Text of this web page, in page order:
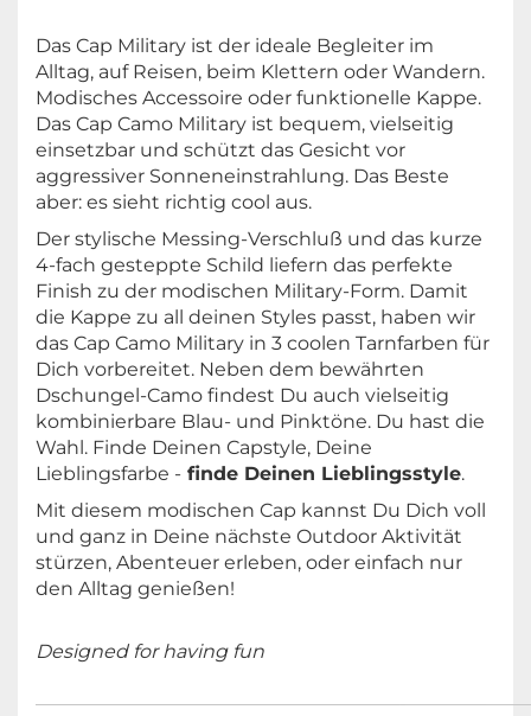
Das Cap Military ist der ideale Begleiter im
Alltag, auf Reisen, beim Klettern oder Wandern.
Modisches Accessoire oder funktionelle Kappe.
Das Cap Camo Military ist bequem, vielseitig
einsetzbar und schützt das Gesicht vor
aggressiver Sonneneinstrahlung. Das Beste
aber: es sieht richtig cool aus.
Der stylische Messing-Verschluß und das kurze
4-fach gesteppte Schild liefern das perfekte
Finish zu der modischen Military-Form. Damit
die Kappe zu all deinen Styles passt, haben wir
das Cap Camo Military in 3 coolen Tarnfarben für
Dich vorbereitet. Neben dem bewährten
Dschungel-Camo findest Du auch vielseitig
kombinierbare Blau- und Pinktöne. Du hast die
Wahl. Finde Deinen Capstyle, Deine
Lieblingsfarbe - finde Deinen Lieblingsstyle.
Mit diesem modischen Cap kannst Du Dich voll
und ganz in Deine nächste Outdoor Aktivität
stürzen, Abenteuer erleben, oder einfach nur
den Alltag genießen!
Designed for having fun